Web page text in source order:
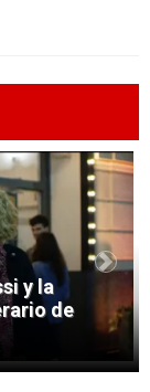
y la
de
Next